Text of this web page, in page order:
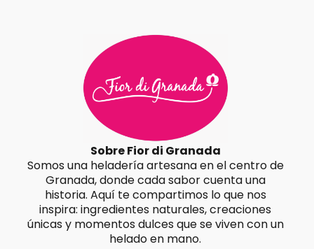
Sobre Fior di Granada
Somos una heladería artesana en el centro de
Granada, donde cada sabor cuenta una
historia. Aquí te compartimos lo que nos
inspira: ingredientes naturales, creaciones
únicas y momentos dulces que se viven con un
helado en mano.